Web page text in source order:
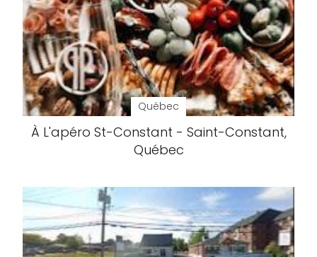
Québec
À L'apéro St-Constant - Saint-Constant,
Québec